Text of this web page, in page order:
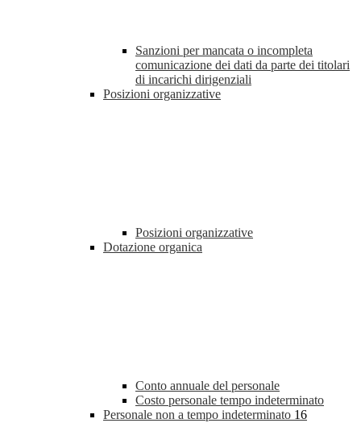
Sanzioni per mancata o incompleta
comunicazione dei dati da parte dei titolari
di incarichi dirigenziali
Posizioni organizzative
Posizioni organizzative
Dotazione organica
Conto annuale del personale
Costo personale tempo indeterminato
Personale non a tempo indeterminato 16